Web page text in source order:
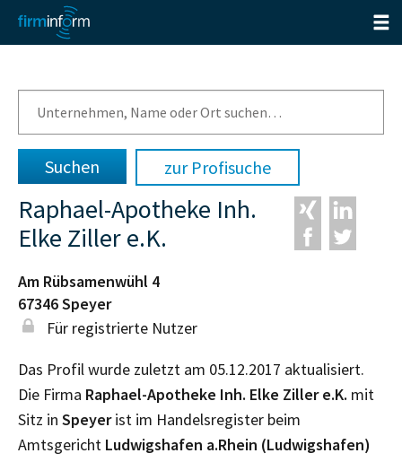
zur Profisuche
Raphael-Apotheke Inh.
Elke Ziller e.K.
Am Rübsamenwühl 4
67346Speyer
Für registrierte Nutzer
Das Profil wurde zuletzt am 05.12.2017 aktualisiert.
Die Firma Raphael-Apotheke Inh. Elke Ziller e.K. mit
Sitz in Speyerist im Handelsregister beim
Amtsgericht Ludwigshafen a.Rhein (Ludwigshafen)